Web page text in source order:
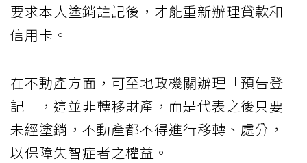
要求本人塗銷註記後，才能重新辦理貸款和
信用卡。
在不動產方面，可至地政機關辦理「預告登
記」，這並非轉移財產，而是代表之後只要
未經塗銷，不動產都不得進行移轉、處分，
以保障失智症者之權益。